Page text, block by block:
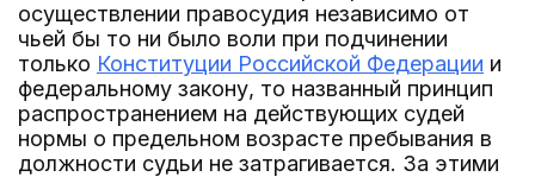
осуществлении правосудия независимо от
чьей бы то ни было воли при подчинении
только Конституции Российской Федерации и
федеральному закону, то названный принцип
распространением на действующих судей
нормы о предельном возрасте пребывания в
должности судьи не затрагивается. За этими